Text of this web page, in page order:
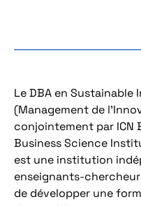
Le DBA en Sustainable
(Management de
conjointement par ICN
Business Science
est une institution
enseignants-
de développer une